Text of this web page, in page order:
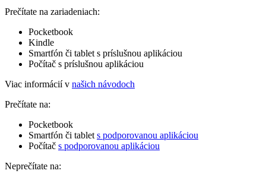
Prečítate na zariadeniach:
Pocketbook
Kindle
Smartfón či tablet s príslušnou aplikáciou
Počítač s príslušnou aplikáciou
Viac informácií v našich návodoch
Prečítate na:
Pocketbook
Smartfón či tablet s podporovanou aplikáciou
Počítač s podporovanou aplikáciou
Neprečítate na: